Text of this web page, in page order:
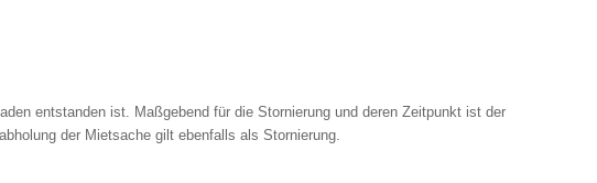
entstanden ist. Maßgebend für die Stornierung und deren Zeitpunkt ist der
der Mietsache gilt ebenfalls als Stornierung.